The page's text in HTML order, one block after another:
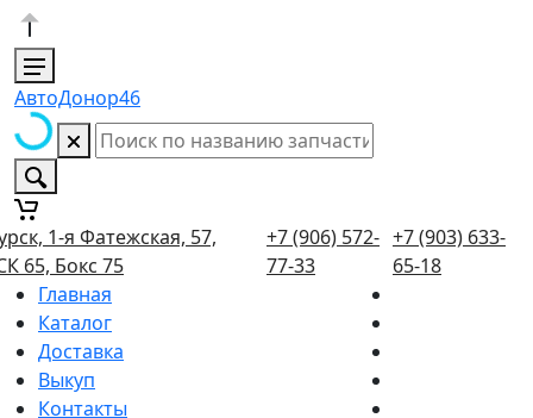
АвтоДонор46
1-я Фатежская, 57,
65, Бокс 75
+7 (906) 572-
77-33
+7 (903) 633-
65-18
Главная
Каталог
Доставка
Выкуп
Контакты